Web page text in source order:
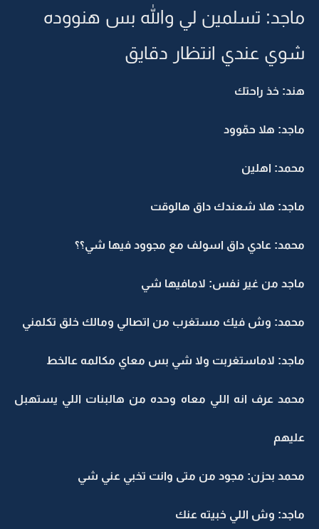
ماجد: تسلمين لي والله بس هنووده
شوي عندي انتظار دقايق
هند: خذ راحتك
ماجد: هلا حمّوود
محمد: اهلين
ماجد: هلا شعندك داق هالوقت
محمد: عادي داق اسولف مع مجوود فيها شي؟؟
ماجد من غير نفس: لامافيها شي
محمد: وش فيك مستغرب من اتصالي ومالك خلق تكلمني
ماجد: لاماستغربت ولا شي بس معاي مكالمه عالخط
محمد عرف انه اللي معاه وحده من هالبنات اللي يستهبل
عليهم
محمد بحزن: مجود من متى وانت تخبي عني شي
ماجد: وش اللي خبيته عنك